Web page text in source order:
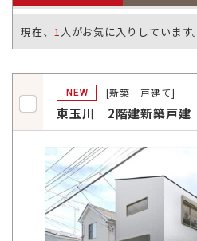
現在、 1人がお気に入りしています。
NEW [新築一戸建て]
東玉川 2階建新築戸建